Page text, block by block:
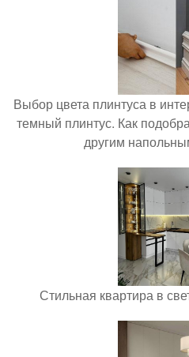
Выбор цвета плинтуса в
темный плинтус. Как
другим
Стильная квартира в